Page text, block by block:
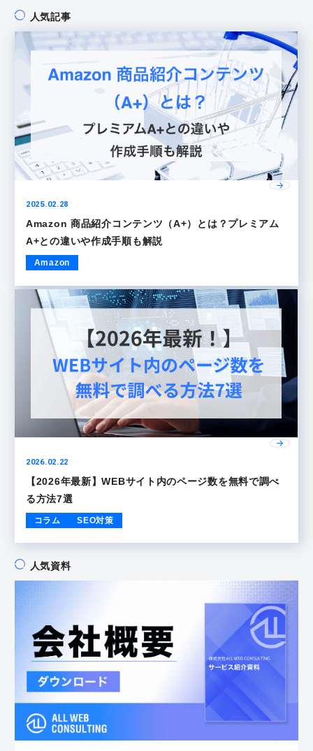
人気記事
2025.02.28
Amazon 商品紹介コンテンツ（A+）とは？プレミアム
A+との違いや作成手順も解説
Amazon
2026.02.22
【2026年最新】WEBサイト内のページ数を無料で調べ
る方法7選
コラム SEO対策
人気資料